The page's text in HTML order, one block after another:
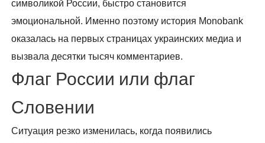
символикой России, быстро становится
эмоциональной. Именно поэтому история Monobank
оказалась на первых страницах украинских медиа и
вызвала десятки тысяч комментариев.
Флаг России или флаг
Словении
Ситуация резко изменилась, когда появились